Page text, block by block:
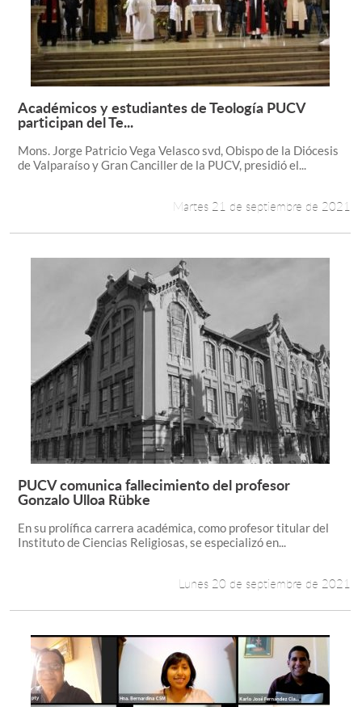
Leer más +
Académicos y estudiantes de Teología PUCV
participan del Te...
Mons. Jorge Patricio Vega Velasco svd, Obispo de la Diócesis
de Valparaíso y Gran Canciller de la PUCV, presidió el...
Martes 21 de septiembre de 2021
Leer más +
PUCV comunica fallecimiento del profesor
Gonzalo Ulloa Rübke
En su prolífica carrera académica, como profesor titular del
Instituto de Ciencias Religiosas, se especializó en...
Lunes 20 de septiembre de 2021